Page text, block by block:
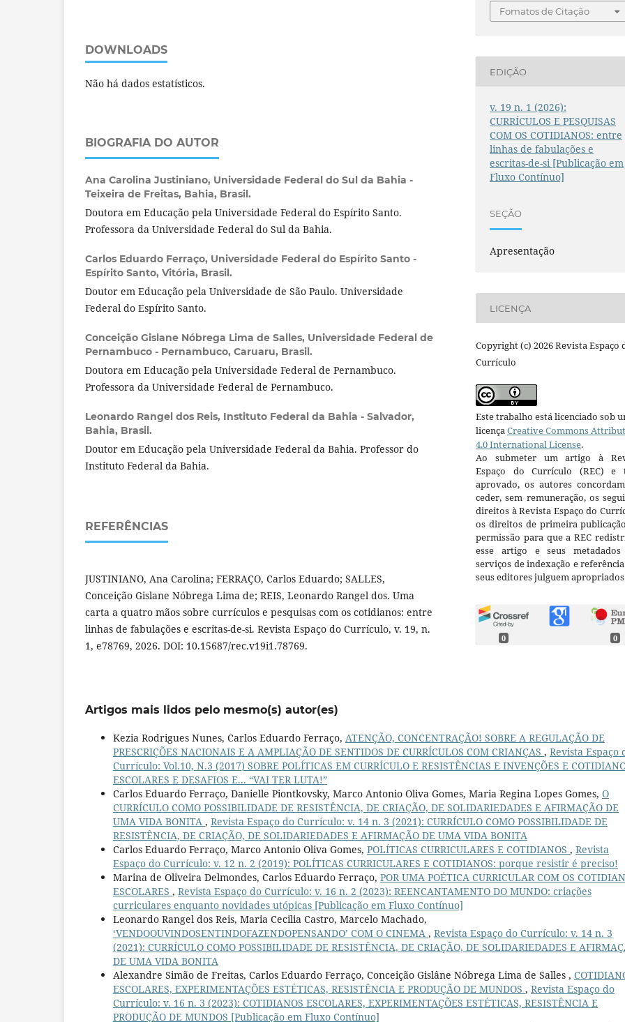
DOWNLOADS
Não há dados estatísticos.
BIOGRAFIA DO AUTOR
Ana Carolina Justiniano, Universidade Federal do Sul da Bahia -
Teixeira de Freitas, Bahia, Brasil.
Doutora em Educação pela Universidade Federal do Espírito Santo.
Professora da Universidade Federal do Sul da Bahia.
Carlos Eduardo Ferraço, Universidade Federal do Espírito Santo -
Espírito Santo, Vitória, Brasil.
Doutor em Educação pela Universidade de São Paulo. Universidade
Federal do Espírito Santo.
Conceição Gislane Nóbrega Lima de Salles, Universidade Federal de
Pernambuco - Pernambuco, Caruaru, Brasil.
Doutora em Educação pela Universidade Federal de Pernambuco.
Professora da Universidade Federal de Pernambuco.
Leonardo Rangel dos Reis, Instituto Federal da Bahia - Salvador,
Bahia, Brasil.
Doutor em Educação pela Universidade Federal da Bahia. Professor do
Instituto Federal da Bahia.
REFERÊNCIAS
JUSTINIANO, Ana Carolina; FERRAÇO, Carlos Eduardo; SALLES,
Conceição Gislane Nóbrega Lima de; REIS, Leonardo Rangel dos. Uma
carta a quatro mãos sobre currículos e pesquisas com os cotidianos: entre
linhas de fabulações e escritas-de-si. Revista Espaço do Currículo, v. 19, n.
1, e78769, 2026. DOI: 10.15687/rec.v19i1.78769.
Fomatos de Citação
EDIÇÃO
v. 19 n. 1 (2026):
CURRÍCULOS E PESQUISAS
COM OS COTIDIANOS: entre
linhas de fabulações e
escritas-de-si [Publicação em
Fluxo Contínuo]
SEÇÃO
Apresentação
LICENÇA
Copyright (c) 2026 Revista Espaço
Currículo
Este trabalho está licenciado sob
licençaCreative Commons
4.0 International License.
Ao submeter um artigo à
Espaço do Currículo (REC) e
aprovado, os autores
ceder, sem remuneração, os
direitos à Revista Espaço do
os direitos de primeira
permissão para que a REC
esse artigo e seus metadados
serviços de indexação e
seus editores julguem
0 0
Artigos mais lidos pelo mesmo(s) autor(es)
Kezia Rodrigues Nunes, Carlos Eduardo Ferraço, ATENÇÃO, CONCENTRAÇÃO! SOBRE A REGULAÇÃO DE
PRESCRIÇÕES NACIONAIS E A AMPLIAÇÃO DE SENTIDOS DE CURRÍCULOS COM CRIANÇAS , Revista Espaço
Currículo: Vol.10, N.3 (2017) SOBRE POLÍTICAS EM CURRÍCULO E RESISTÊNCIAS E INVENÇÕES E
ESCOLARES E DESAFIOS E... “VAI TER LUTA!”
Carlos Eduardo Ferraço, Danielle Piontkovsky, Marco Antonio Oliva Gomes, Maria Regina Lopes Gomes, O
CURRÍCULO COMO POSSIBILIDADE DE RESISTÊNCIA, DE CRIAÇÃO, DE SOLIDARIEDADES E AFIRMAÇÃO DE
UMA VIDA BONITA , Revista Espaço do Currículo: v. 14 n. 3 (2021): CURRÍCULO COMO POSSIBILIDADE DE
RESISTÊNCIA, DE CRIAÇÃO, DE SOLIDARIEDADES E AFIRMAÇÃO DE UMA VIDA BONITA
Carlos Eduardo Ferraço, Marco Antonio Oliva Gomes, POLÍTICAS CURRICULARES E COTIDIANOS , Revista
Espaço do Currículo: v. 12 n. 2 (2019): POLÍTICAS CURRICULARES E COTIDIANOS: porque resistir é preciso!
Marina de Oliveira Delmondes, Carlos Eduardo Ferraço, POR UMA POÉTICA CURRICULAR COM OS
ESCOLARES , Revista Espaço do Currículo: v. 16 n. 2 (2023): REENCANTAMENTO DO MUNDO: criações
curriculares enquanto novidades utópicas [Publicação em Fluxo Contínuo]
Leonardo Rangel dos Reis, Maria Cecilia Castro, Marcelo Machado,
‘VENDOOUVINDOSENTINDOFAZENDOPENSANDO’ COM O CINEMA , Revista Espaço do Currículo: v. 14 n. 3
(2021): CURRÍCULO COMO POSSIBILIDADE DE RESISTÊNCIA, DE CRIAÇÃO, DE SOLIDARIEDADES E
DE UMA VIDA BONITA
Alexandre Simão de Freitas, Carlos Eduardo Ferraço, Conceição Gislâne Nóbrega Lima de Salles ,
ESCOLARES, EXPERIMENTAÇÕES ESTÉTICAS, RESISTÊNCIA E PRODUÇÃO DE MUNDOS , Revista Espaço do
Currículo: v. 16 n. 3 (2023): COTIDIANOS ESCOLARES, EXPERIMENTAÇÕES ESTÉTICAS, RESISTÊNCIA E
PRODUÇÃO DE MUNDOS [Publicação em Fluxo Contínuo]